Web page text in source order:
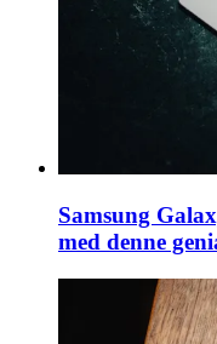
Samsung
med denne